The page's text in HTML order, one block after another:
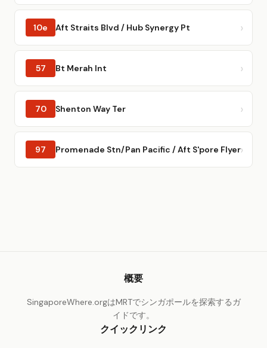
10e Aft Straits Blvd / Hub Synergy Pt
57 Bt Merah Int
70 Shenton Way Ter
97 Promenade Stn/Pan Pacific / Aft S'pore Flyer
概要
SingaporeWhere.orgはMRTでシンガポールを探索するガ
イドです。
クイックリンク